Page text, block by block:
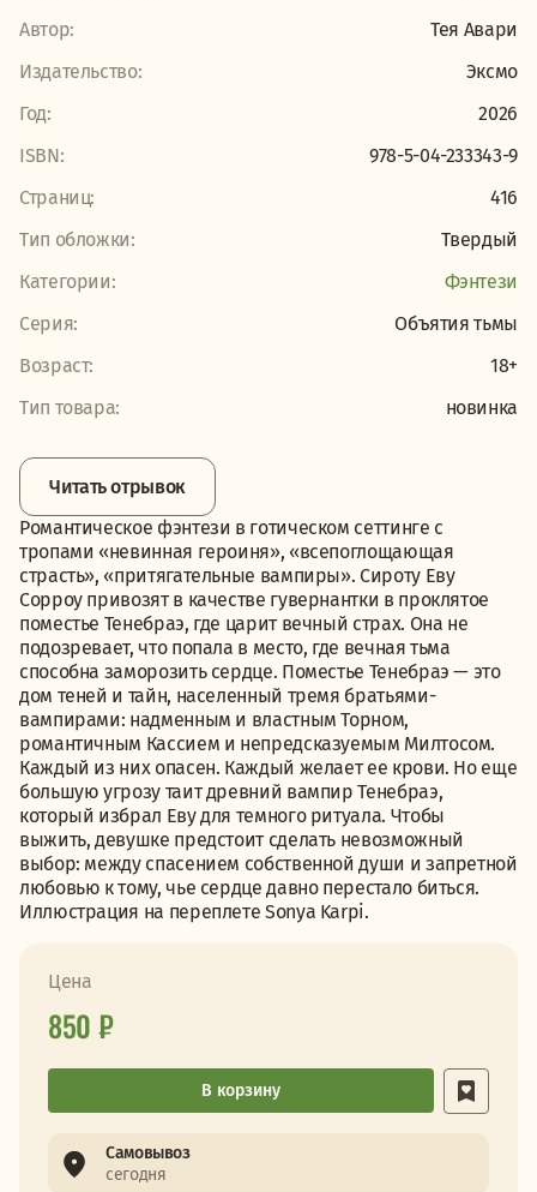
Автор:
Тея Авари
Издательство:
Эксмо
Год:
2026
ISBN:
978-5-04-233343-9
Страниц:
416
Тип обложки:
Твердый
Категории:
Фэнтези
Серия:
Объятия тьмы
Возраст:
18+
Тип товара:
новинка
Читать отрывок
Романтическое фэнтези в готическом сеттинге с
тропами «невинная героиня», «всепоглощающая
страсть», «притягательные вампиры». Сироту Еву
Сорроу привозят в качестве гувернантки в проклятое
поместье Тенебраэ, где царит вечный страх. Она не
подозревает, что попала в место, где вечная тьма
способна заморозить сердце. Поместье Тенебраэ — это
дом теней и тайн, населенный тремя братьями-
вампирами: надменным и властным Торном,
романтичным Кассием и непредсказуемым Милтосом.
Каждый из них опасен. Каждый желает ее крови. Но еще
большую угрозу таит древний вампир Тенебраэ,
который избрал Еву для темного ритуала. Чтобы
выжить, девушке предстоит сделать невозможный
выбор: между спасением собственной души и запретной
любовью к тому, чье сердце давно перестало биться.
Иллюстрация на переплете Sonya Karpi.
Цена
850 ₽
В корзину
Самовывоз
сегодня